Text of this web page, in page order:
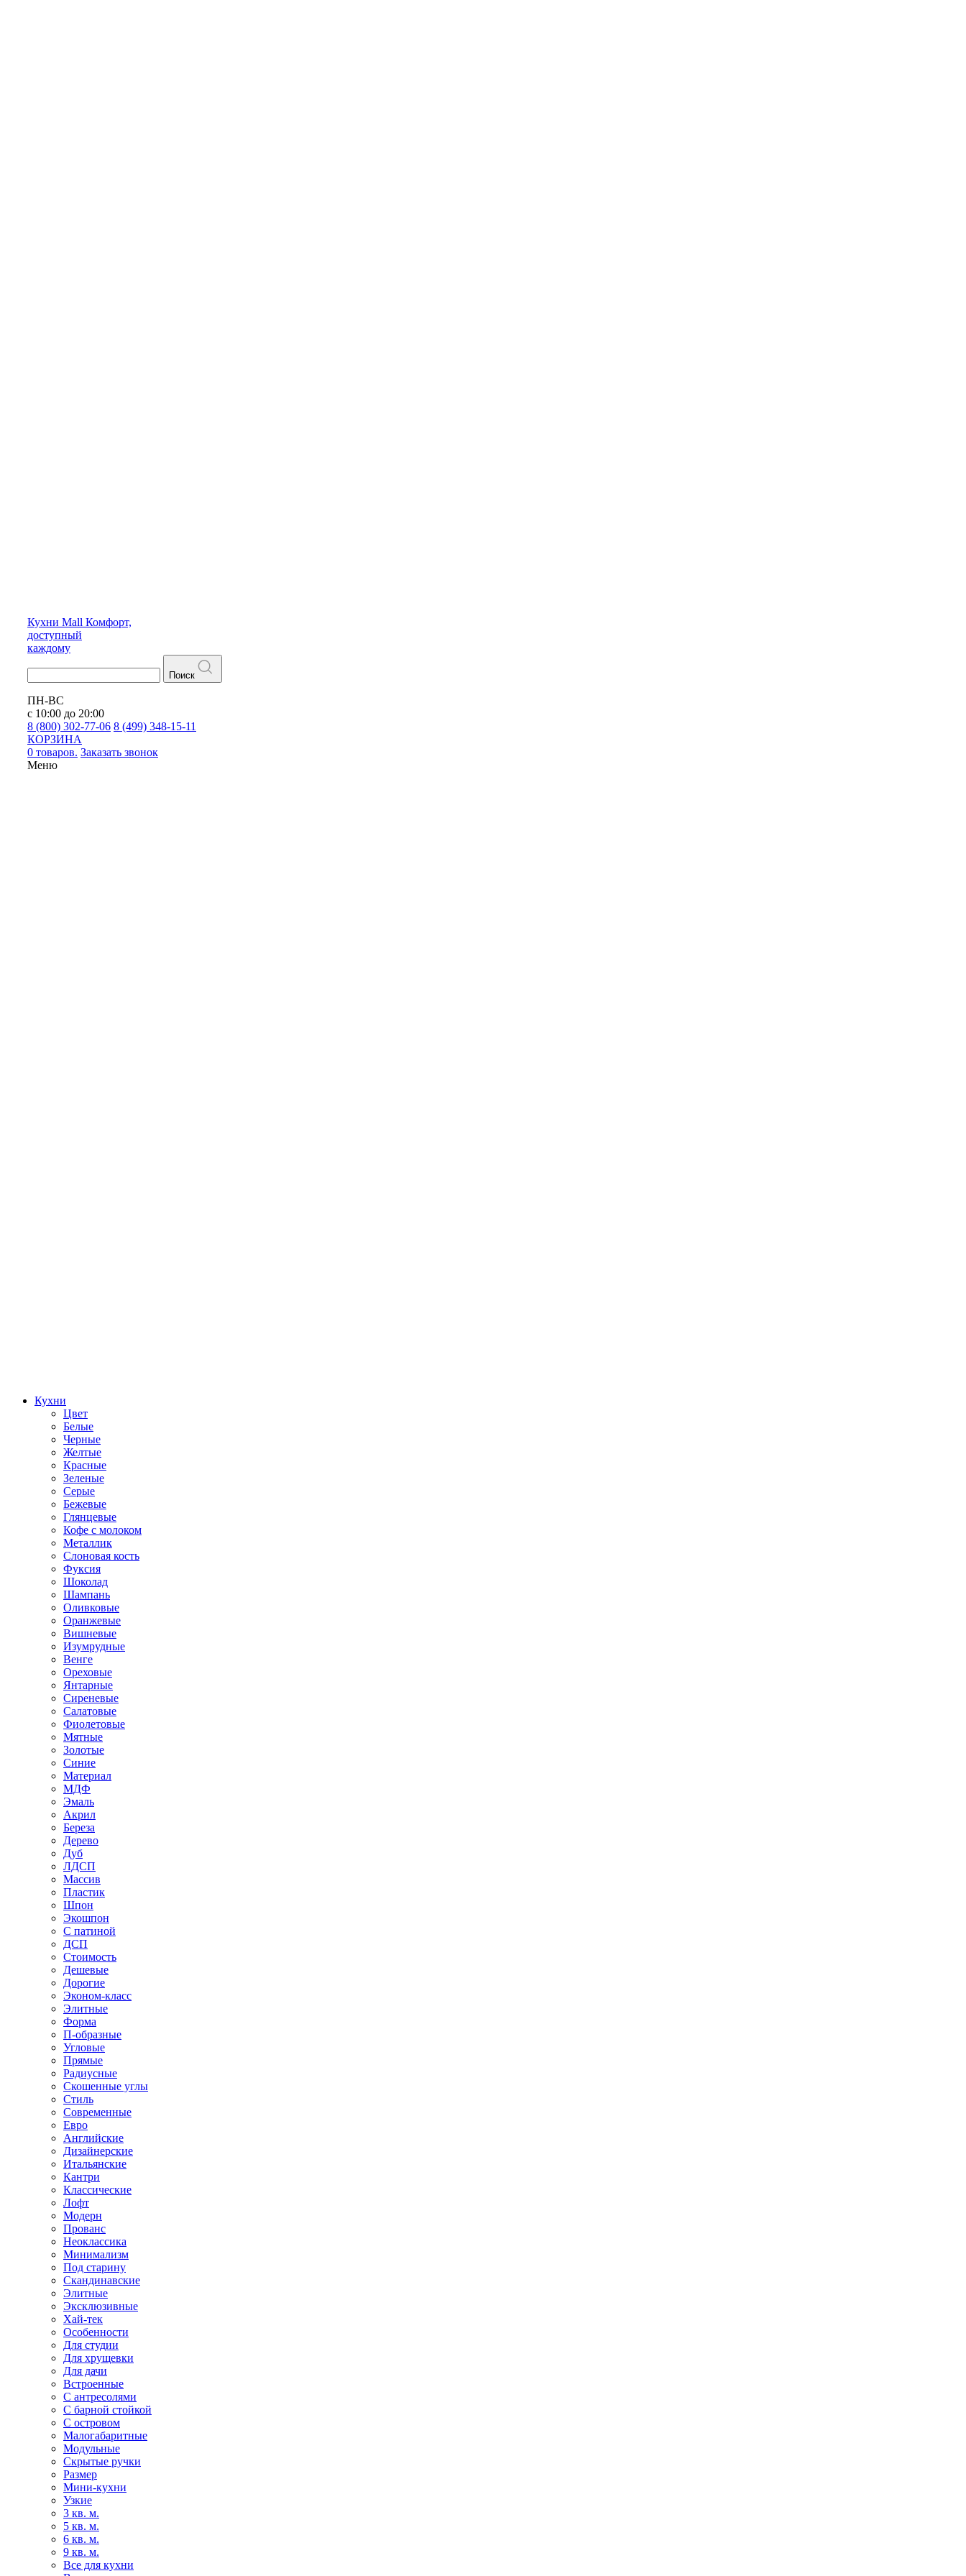
Кухни Mall Комфорт,
доступный
каждому
Поиск
ПН-ВС
с 10:00 до 20:00
8 (800) 302-77-06 8 (499) 348-15-11
КОРЗИНА
0 товаров. Заказать звонок
Меню
Кухни
Цвет
Белые
Черные
Желтые
Красные
Зеленые
Серые
Бежевые
Глянцевые
Кофе с молоком
Металлик
Слоновая кость
Фуксия
Шоколад
Шампань
Оливковые
Оранжевые
Вишневые
Изумрудные
Венге
Ореховые
Янтарные
Сиреневые
Салатовые
Фиолетовые
Мятные
Золотые
Синие
Материал
МДФ
Эмаль
Акрил
Береза
Дерево
Дуб
ЛДСП
Массив
Пластик
Шпон
Экошпон
С патиной
ДСП
Стоимость
Дешевые
Дорогие
Эконом-класс
Элитные
Форма
П-образные
Угловые
Прямые
Радиусные
Скошенные углы
Стиль
Современные
Евро
Английские
Дизайнерские
Итальянские
Кантри
Классические
Лофт
Модерн
Прованс
Неоклассика
Минимализм
Под старину
Скандинавские
Элитные
Эксклюзивные
Хай-тек
Особенности
Для студии
Для хрущевки
Для дачи
Встроенные
С антресолями
С барной стойкой
С островом
Малогабаритные
Модульные
Скрытые ручки
Размер
Мини-кухни
Узкие
3 кв. м.
5 кв. м.
6 кв. м.
9 кв. м.
Все для кухни